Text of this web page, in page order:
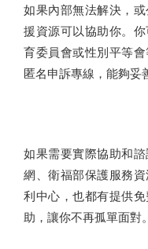
如果內部無法解決，
援資源可以協助你。
育委員會或性別平等
匿名申訴專線，能夠妥
如果需要實際協助和
網、衛福部保護服務
利中心，也都有提供
助，讓你不再孤單面對。